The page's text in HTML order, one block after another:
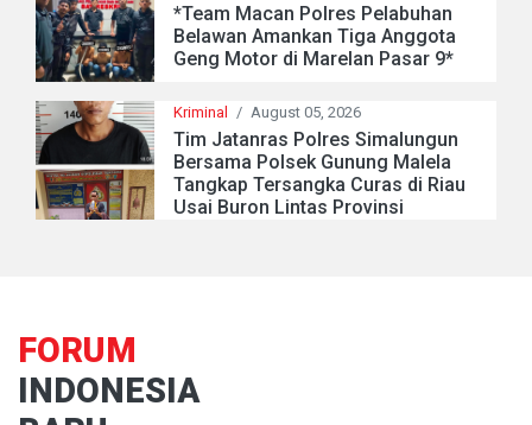
*Team Macan Polres Pelabuhan
Belawan Amankan Tiga Anggota
Geng Motor di Marelan Pasar 9*
Kriminal / August 05, 2026
Tim Jatanras Polres Simalungun
Bersama Polsek Gunung Malela
Tangkap Tersangka Curas di Riau
Usai Buron Lintas Provinsi
FORUM
INDONESIA